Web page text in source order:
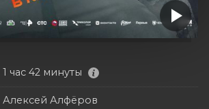
1 час 42 минуты
Алексей Алфёров